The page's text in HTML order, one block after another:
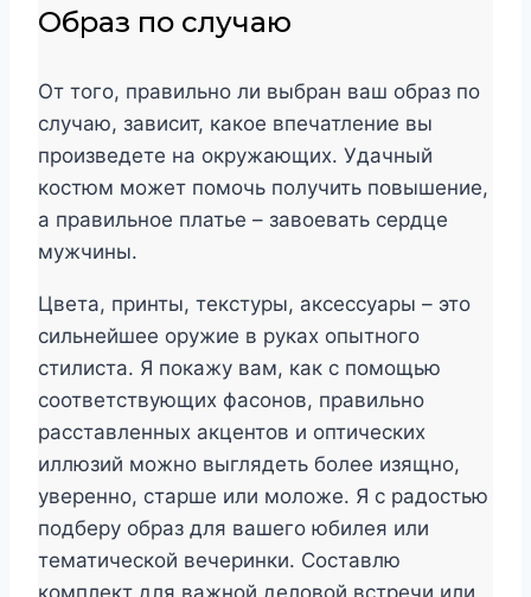
Образ по случаю
От того, правильно ли выбран ваш образ по
случаю, зависит, какое впечатление вы
произведете на окружающих. Удачный
костюм может помочь получить повышение,
а правильное платье – завоевать сердце
мужчины.
Цвета, принты, текстуры, аксессуары – это
сильнейшее оружие в руках опытного
стилиста. Я покажу вам, как с помощью
соответствующих фасонов, правильно
расставленных акцентов и оптических
иллюзий можно выглядеть более изящно,
уверенно, старше или моложе. Я с радостью
подберу образ для вашего юбилея или
тематической вечеринки. Составлю
комплект для важной деловой встречи или